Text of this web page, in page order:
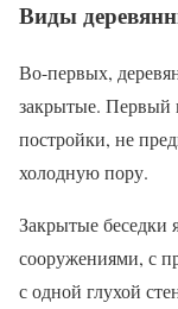
Виды
Во-первых,
закрытые. Первый
постройки, не
холодную пору.
Закрытые беседки
сооружениями, с
с одной глухой